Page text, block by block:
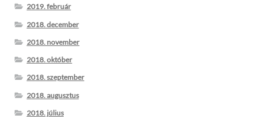
2019. február
2018. december
2018. november
2018. október
2018. szeptember
2018. augusztus
2018. július